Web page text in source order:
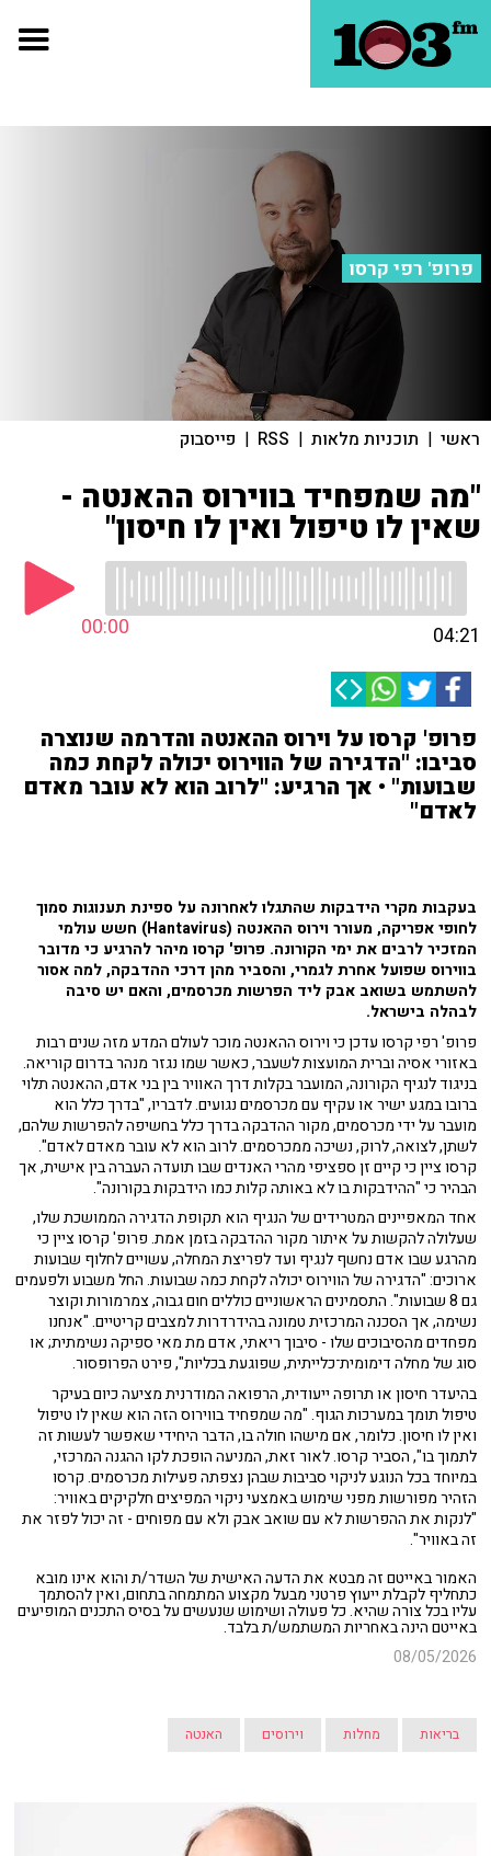
פרופ' רפי קרסו
ראשי | תוכניות מלאות |
RSS
| פייסבוק
"מה שמפחיד בווירוס ההאנטה -
שאין לו טיפול ואין לו חיסון"
00:00 04:21
פרופ' קרסו על וירוס ההאנטה והדרמה שנוצרה
סביבו: "הדגירה של הווירוס יכולה לקחת כמה
שבועות" • אך הרגיע: "לרוב הוא לא עובר מאדם
לאדם"
בעקבות מקרי הידבקות שהתגלו לאחרונה על ספינת תענוגות סמוך
לחופי אפריקה, מעורר וירוס ההאנטה (Hantavirus) חשש עולמי
המזכיר לרבים את ימי הקורונה. פרופ' קרסו מיהר להרגיע כי מדובר
בווירוס שפועל אחרת לגמרי, והסביר מהן דרכי ההדבקה, למה אסור
להשתמש בשואב אבק ליד הפרשות מכרסמים, והאם יש סיבה
לבהלה בישראל.
פרופ' רפי קרסו עדכן כי וירוס ההאנטה מוכר לעולם המדע מזה שנים רבות
באזורי אסיה וברית המועצות לשעבר, כאשר שמו נגזר מנהר בדרום קוריאה.
בניגוד לנגיף הקורונה, המועבר בקלות דרך האוויר בין בני אדם, ההאנטה תלוי
ברובו במגע ישיר או עקיף עם מכרסמים נגועים. לדבריו, "בדרך כלל הוא
מועבר על ידי מכרסמים, מקור ההדבקה בדרך כלל בחשיפה להפרשות שלהם,
לשתן, לצואה, לרוק, נשיכה ממכרסמים. לרוב הוא לא עובר מאדם לאדם".
קרסו ציין כי קיים זן ספציפי מהרי האנדים שבו תועדה העברה בין אישית, אך
הבהיר כי "ההידבקות בו לא באותה קלות כמו הידבקות בקורונה".
אחד המאפיינים המטרידים של הנגיף הוא תקופת הדגירה הממושכת שלו,
שעלולה להקשות על איתור מקור ההדבקה בזמן אמת. פרופ' קרסו ציין כי
מהרגע שבו אדם נחשף לנגיף ועד לפריצת המחלה, עשויים לחלוף שבועות
ארוכים: "הדגירה של הווירוס יכולה לקחת כמה שבועות. החל משבוע ולפעמים
גם 8 שבועות". התסמינים הראשוניים כוללים חום גבוה, צמרמורות וקוצר
נשימה, אך הסכנה המרכזית טמונה בהידרדרות למצבים קריטיים. "אנחנו
מפחדים מהסיבוכים שלו - סיבוך ריאתי, אדם מת מאי ספיקה נשימתית; או
סוג של מחלה דימומית־כלייתית, שפוגעת בכליות", פירט הפרופסור.
בהיעדר חיסון או תרופה ייעודית, הרפואה המודרנית מציעה כיום בעיקר
טיפול תומך במערכות הגוף. "מה שמפחיד בווירוס הזה הוא שאין לו טיפול
ואין לו חיסון. כלומר, אם מישהו חולה בו, הדבר היחידי שאפשר לעשות זה
לתמוך בו", הסביר קרסו. לאור זאת, המניעה הופכת לקו ההגנה המרכזי,
במיוחד בכל הנוגע לניקוי סביבות שבהן נצפתה פעילות מכרסמים. קרסו
הזהיר מפורשות מפני שימוש באמצעי ניקוי המפיצים חלקיקים באוויר:
"לנקות את ההפרשות לא עם שואב אבק ולא עם מפוחים - זה יכול לפזר את
זה באוויר".
האמור באייטם זה מבטא את הדעה האישית של השדר/ת והוא אינו מובא
כתחליף לקבלת ייעוץ פרטני מבעל מקצוע המתמחה בתחום, ואין להסתמך
עליו בכל צורה שהיא. כל פעולה ושימוש שנעשים על בסיס התכנים המופיעים
באייטם הינה באחריות המשתמש/ת בלבד.
08/05/2026
בריאות מחלות וירוסים האנטה